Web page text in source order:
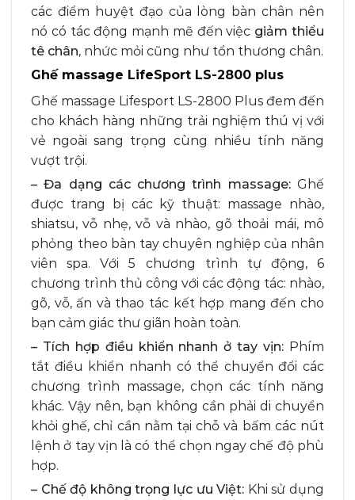
các điểm huyệt đạo của lòng bàn chân nên
nó có tác động mạnh mẽ đến việc giảm thiểu
tê chân, nhức mỏi cũng như tổn thương chân.
Ghế massage LifeSport LS-2800 plus
Ghế massage Lifesport LS-2800 Plus đem đến
cho khách hàng những trải nghiệm thú vị với
vẻ ngoài sang trọng cùng nhiều tính năng
vượt trội.
– Đa dạng các chương trình massage:Ghế
được trang bị các kỹ thuật: massage nhào,
shiatsu, vỗ nhẹ, vỗ và nhào, gõ thoải mái, mô
phỏng theo bàn tay chuyên nghiệp của nhân
viên spa. Với 5 chương trình tự động, 6
chương trình thủ công với các động tác: nhào,
gõ, vỗ, ấn và thao tác kết hợp mang đến cho
bạn cảm giác thư giãn hoàn toàn.
– Tích hợp điều khiển nhanh ở tay vịn: Phím
tắt điều khiển nhanh có thể chuyển đổi các
chương trình massage, chọn các tính năng
khác. Vậy nên, bạn không cần phải di chuyển
khỏi ghế, chỉ cần nằm tại chỗ và bấm các nút
lệnh ở tay vịn là có thể chọn ngay chế độ phù
hợp.
– Chế độ không trọng lực ưu Việt: Khi sử dụng